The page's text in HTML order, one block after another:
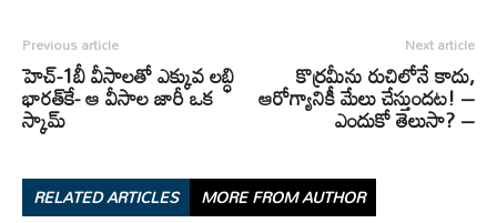
Previous article
హెచ్-1బీ వీసాలతో ఎక్కువ లబ్ధి
భారత్‌కే- ఆ వీసాల జారీ ఒక
స్కామ్
Next article
కొర్రమీను రుచిలోనే కాదు,
ఆరోగ్యానికీ మేలు చేస్తుందట! –
ఎందుకో తెలుసా? –
RELATED ARTICLES MORE FROM AUTHOR